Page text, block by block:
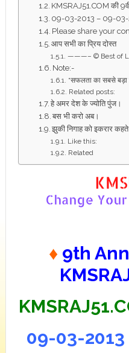
KMSRAJ51.COM की 9वीं
09-03-2013 – 09-
Please share your
आप सभी का प्रिय दोस्त
———– © Best of
Note:-
“सफलता का सबसे बड़ा
Related posts:
हे अमर देश के ज्योति पुंज।
बस भी करो अब।
झुकी निगाह को इकरार
Like this:
Related
♦ 9th
09-03-2013